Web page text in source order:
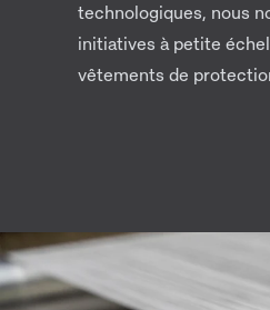
technologiques, nous
initiatives à petite
vêtements de